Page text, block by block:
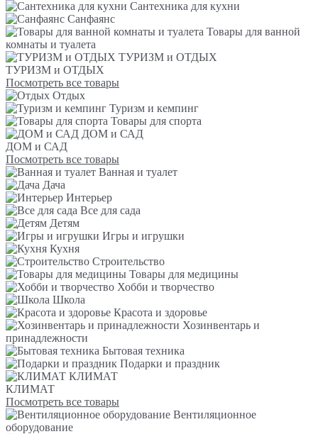
Сантехника для кухни
Санфаянс
Товары для ванной
комнаты и туалета
ТУРИЗМ и ОТДЫХ
ТУРИЗМ и ОТДЫХ
Посмотреть все товары
Отдых
Туризм и кемпинг
Товары для спорта
ДОМ и САД
ДОМ и САД
Посмотреть все товары
Ванная и туалет
Дача
Интерьер
Все для сада
Детям
Игры и игрушки
Кухня
Строительство
Товары для медицины
Хобби и творчество
Школа
Красота и здоровье
Хозинвентарь и
принадлежности
Бытовая техника
Подарки и праздник
КЛИМАТ
КЛИМАТ
Посмотреть все товары
Вентиляционное
оборудование